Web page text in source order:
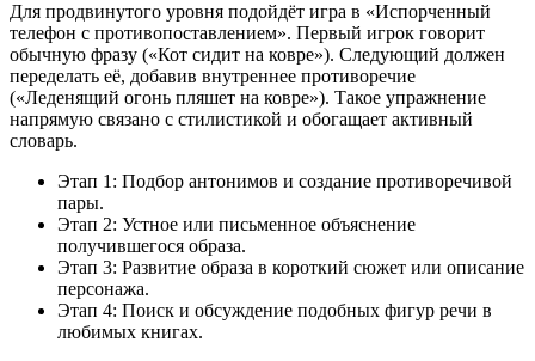
Для продвинутого уровня подойдёт игра в «Испорченный
телефон с противопоставлением». Первый игрок говорит
обычную фразу («Кот сидит на ковре»). Следующий должен
переделать её, добавив внутреннее противоречие
(«Леденящий огонь пляшет на ковре»). Такое упражнение
напрямую связано с стилистикой и обогащает активный
словарь.
Этап 1: Подбор антонимов и создание противоречивой
пары.
Этап 2: Устное или письменное объяснение
получившегося образа.
Этап 3: Развитие образа в короткий сюжет или описание
персонажа.
Этап 4: Поиск и обсуждение подобных фигур речи в
любимых книгах.